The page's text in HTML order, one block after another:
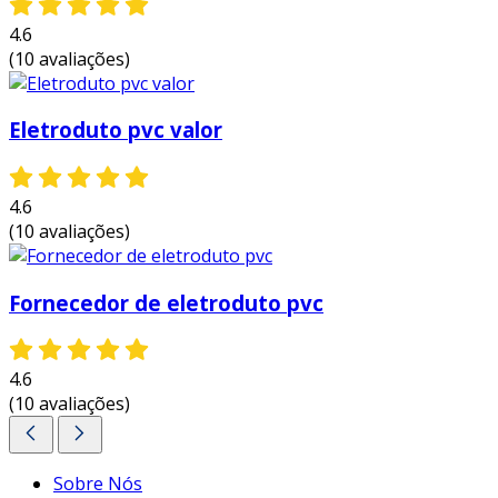
4.6
(10 avaliações)
Eletroduto pvc valor
4.6
(10 avaliações)
Fornecedor de eletroduto pvc
4.6
(10 avaliações)
Sobre Nós